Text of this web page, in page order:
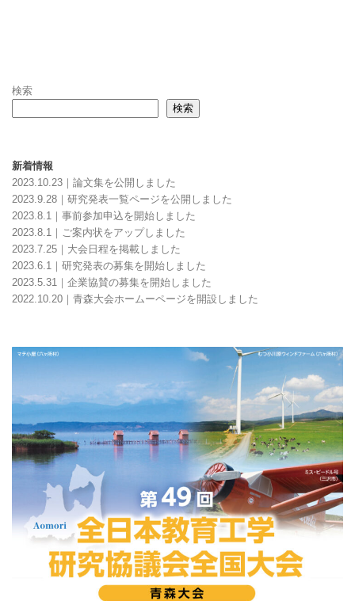
検索
検索
新着情報
2023.10.23｜論文集を公開しました
2023.9.28｜研究発表一覧ページを公開しました
2023.8.1｜ 事前参加申込を開始しました
2023.8.1｜ ご案内状をアップしました
2023.7.25｜大会日程を掲載しました
2023.6.1｜研究発表の募集を開始しました
2023.5.31｜企業協賛の募集を開始しました
2022.10.20｜青森大会ホームーページを開設しました